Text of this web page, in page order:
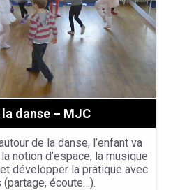
la danse – MJC
de la danse, l’enfant va
notion d’espace, la musique
développer la pratique avec
(partage, écoute…).